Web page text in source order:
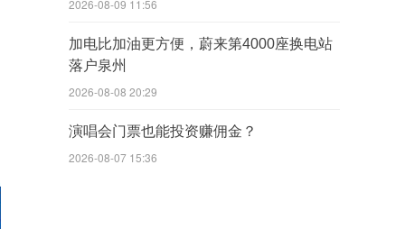
2026-08-09 11:56
加电比加油更方便，蔚来第4000座换电站
落户泉州
2026-08-08 20:29
演唱会门票也能投资赚佣金？
2026-08-07 15:36